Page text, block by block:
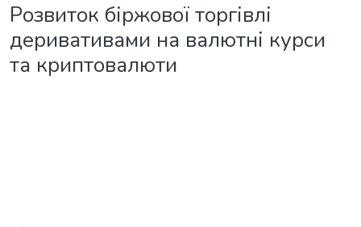
Розвиток біржової торгівлі
деривативами на валютні курси
та криптовалюти
Вантажиться...